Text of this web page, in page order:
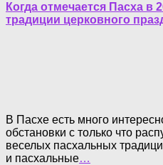
Когда отмечается Пасха в
традиции церковного
В Пасхе есть много
обстановки с только что
веселых пасхальных
и пасхальные…